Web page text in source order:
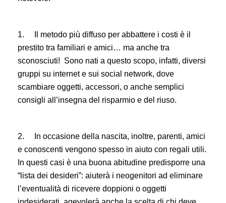
1.
Il metodo più diffuso per abbattere i costi è il
prestito tra familiari e amici… ma anche tra
sconosciuti! Sono nati a questo scopo, infatti, diversi
gruppi su internet e sui social network, dove
scambiare oggetti, accessori, o anche semplici
consigli all’insegna del risparmio e del riuso.
2.
In occasione della nascita, inoltre, parenti, amici
e conoscenti vengono spesso in aiuto con regali utili.
In questi casi è una buona abitudine predisporre una
“lista dei desideri”: aiuterà i neogenitori ad eliminare
l’eventualità di ricevere doppioni o oggetti